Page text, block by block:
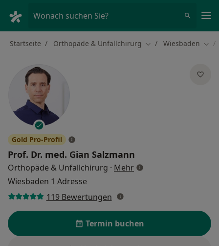
Wonach suchen Sie?
Startseite Orthopäde & Unfallchirurg Stadt ändern
Wiesbaden
Gold Pro-Profil
Prof. Dr. med. Gian Salzmann
Orthopäde & Unfallchirurg · Mehrüber Spezialisierungen
Wiesbaden 1 Adresse
119 Bewertungen
Termin buchen